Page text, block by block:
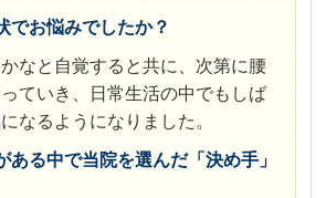
でお悩みでしたか？
なと自覚すると共に、次第に腰
ていき、日常生活の中でもしば
なるようになりました。
ある中で当院を選んだ「決め手」